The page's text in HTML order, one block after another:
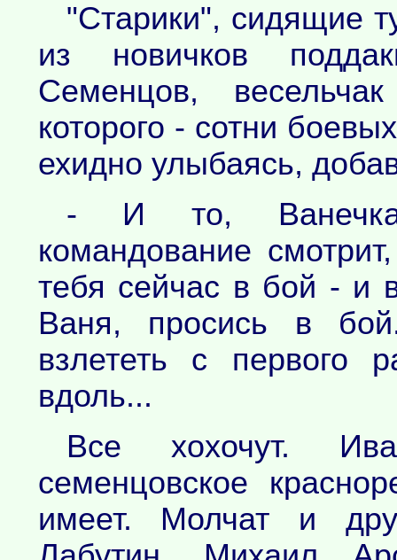
"Старики", сидящие
из новичков
Семенцов,
которого - сотни
ехидно улыбаясь,
- И то,
командование
тебя сейчас в бой - и
Ваня, просись в
взлететь с первого
вдоль...
Все хохочут.
семенцовское
имеет. Молчат и